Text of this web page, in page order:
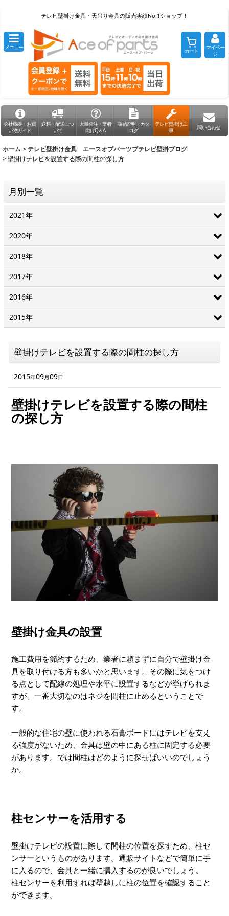
テレビ壁掛け金具・天吊り金具の販売実績No.1ショップ！
メニュー カート
マイペー
ジ
会社概要・お買
い物ガイド
送料・配送につ
いて
大量発注・業者
向けQ＆A
商品説明・カタ
ログ
テレビ壁掛け工
事
問い合わせ
ホーム >テレビ壁掛け金具 エースオブパーツブテレビ壁掛ブログ
>壁掛けテレビを設置する際の間柱の探し方
壁掛けテレビを設置する際の間柱の探し方
2015年09月09日
壁掛けテレビを設置する際の間柱
の探し方
壁掛け金具の設置
施工費用を節約するため、業者に頼まずに自分で壁掛け金
具を取り付ける方も多いかと思います。その際に気をつけ
る点として配線の処理や水平に設置するなどが挙げられま
すが、一番大切なのはネジを間柱に止めるということで
す。
一般的な住宅の壁に使われる石膏ボードにはテレビを支え
る強度がないため、金具は壁の中にある柱に固定する必要
があります。では間柱はどのように探せばいいのでしょう
か。
柱センサーを活用する
壁掛けテレビの設置に際して間柱の位置を探すため、柱セ
ンサーというものがあります。通販サイトなどで簡単に手
に入るので、金具と一緒に購入するのが良いでしょう。
柱センサーを利用すれば壁越しに柱の位置を確認すること
ができます。
月別一覧
2021年
2020年
2018年
2017年
2016年
2015年